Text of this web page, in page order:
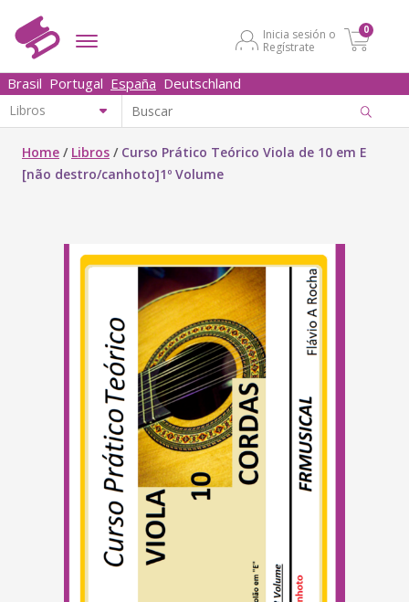
Inicia sesión o
Regístrate
0
Brasil Portugal España Deutschland
Home / Libros / Curso Prático Teórico Viola de 10 em E
[não destro/canhoto]1º Volume